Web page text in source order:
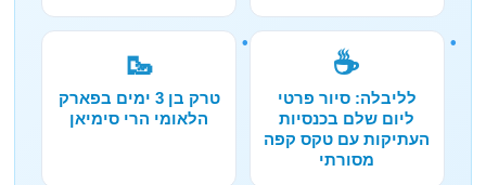
☕
לליבלה: סיור פרטי
ליום שלם בכנסיות
העתיקות עם טקס קפה
מסורתי
🥾
טרק בן 3 ימים בפארק
הלאומי הרי סימיאן